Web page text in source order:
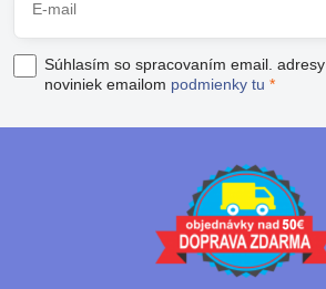
Súhlasím so spracovaním email.
noviniek emailom podmienky tu *